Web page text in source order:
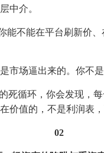
中介。
不能在平台刷新价
市场逼出来的。你不
死循环，你会发现，
值的，不是利润表，
02